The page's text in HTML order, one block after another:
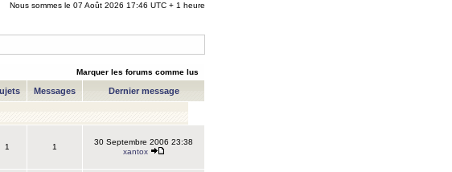
Nous sommes le 07 Août 2026 17:46 UTC + 1 heure
Marquer les forums comme lus
Messages Dernier message
1 1
30 Septembre 2006 23:38
xantox